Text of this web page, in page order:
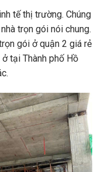
tế thị trường. Chúng
trọn gói nói chung.
gói ở quận 2 giá rẻ
tại Thành phố Hồ